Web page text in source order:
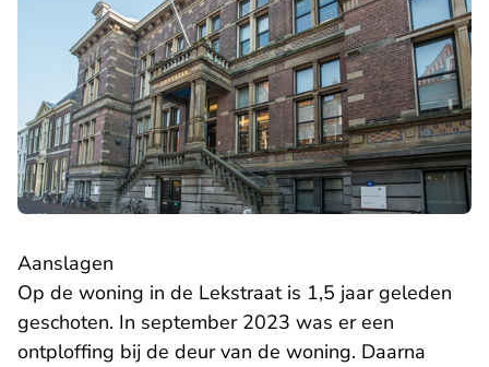
Aanslagen
Op de woning in de Lekstraat is 1,5 jaar geleden
geschoten. In september 2023 was er een
ontploffing bij de deur van de woning. Daarna